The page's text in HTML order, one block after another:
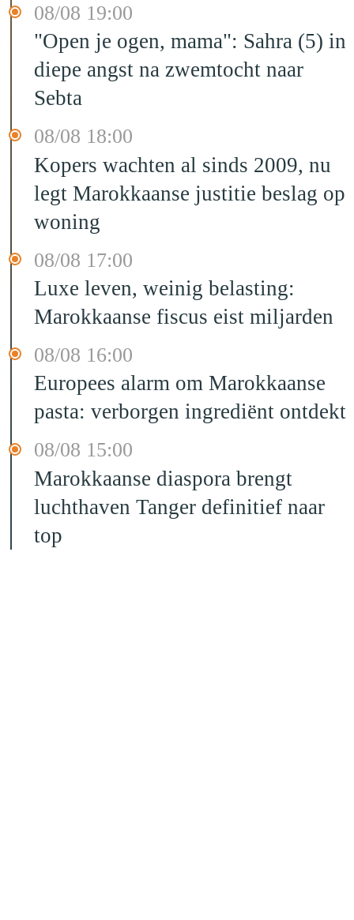
08/08 19:00
"Open je ogen, mama": Sahra (5) in
diepe angst na zwemtocht naar
Sebta
08/08 18:00
Kopers wachten al sinds 2009, nu
legt Marokkaanse justitie beslag op
woning
08/08 17:00
Luxe leven, weinig belasting:
Marokkaanse fiscus eist miljarden
08/08 16:00
Europees alarm om Marokkaanse
pasta: verborgen ingrediënt ontdekt
08/08 15:00
Marokkaanse diaspora brengt
luchthaven Tanger definitief naar
top